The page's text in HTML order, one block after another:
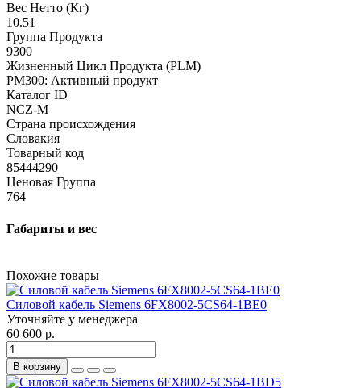
Вес Нетто (Кг)
10.51
Группа Продукта
9300
Жизненный Цикл Продукта (PLM)
PM300: Активный продукт
Каталог ID
NCZ-M
Страна происхождения
Словакия
Товарный код
85444290
Ценовая Группа
764
Габариты и вес
Похожие товары
Силовой кабель Siemens 6FX8002-5CS64-1BE0
Уточняйте у менеджера
60 600 р.
В корзину